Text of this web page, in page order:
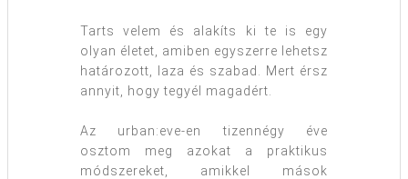
Tarts velem és alakíts ki te is egy
olyan életet, amiben egyszerre lehetsz
határozott, laza és szabad. Mert érsz
annyit, hogy tegyél magadért.
Az urban:eve-en tizennégy éve
osztom meg azokat a praktikus
módszereket, amikkel mások